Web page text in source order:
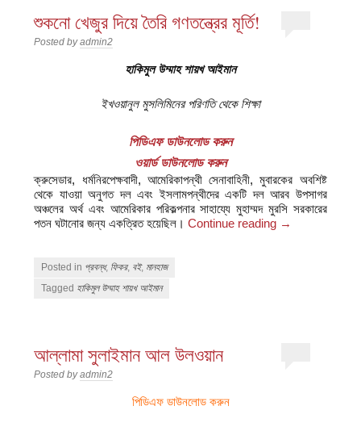
শুকনো খেজুর দিয়ে তৈরি গণতন্ত্রের মূর্তি!
Posted byadmin2
হাকিমুল উম্মাহ শায়খ আইমান
ইখওয়ানুল মুসলিমিনের পরিণতি থেকে শিক্ষা
পিডিএফ ডাউনলোড করুন
ওয়ার্ড ডাউনলোড করুন
ক্রুসেডার, ধর্মনিরপেক্ষবাদী, আমেরিকাপন্থী সেনাবাহিনী, মুবারকের অবশিষ্ট
থেকে যাওয়া অনুগত দল এবং ইসলামপন্থীদের একটি দল আরব উপসাগর
অঞ্চলের অর্থ এবং আমেরিকার পরিকল্পনার সাহায্যে মুহাম্মদ মুরসি সরকারের
পতন ঘটানোর জন্য একত্রিত হয়েছিল।Continue reading →
Posted in প্রবন্ধ, ফিকর, বই, মানহাজ
Tagged হাকিমুল উম্মাহ শায়খ আইমান
আল্লামা সুলাইমান আল উলওয়ান
Posted byadmin2
পিডিএফ ডাউনলোড করুন